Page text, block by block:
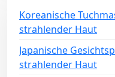
Koreanische
strahlender Haut
Japanische
strahlender Haut